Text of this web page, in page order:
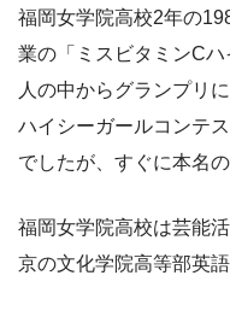
福岡女学院高校2年の
業の「ミスビタミンC
人の中からグランプリ
ハイシーガールコンテ
でしたが、すぐに本名
福岡女学院高校は芸能
京の文化学院高等部英